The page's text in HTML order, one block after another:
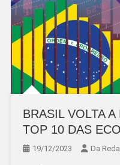
BRASIL VOLTA
TOP 10 DAS
19/12/2023 Da